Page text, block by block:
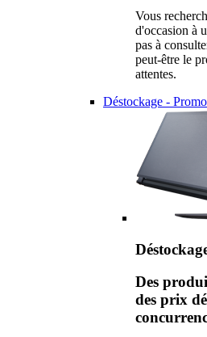
Vous
d'occasion à
pas à
peut-être le
attentes.
Déstockage -
Des
des prix